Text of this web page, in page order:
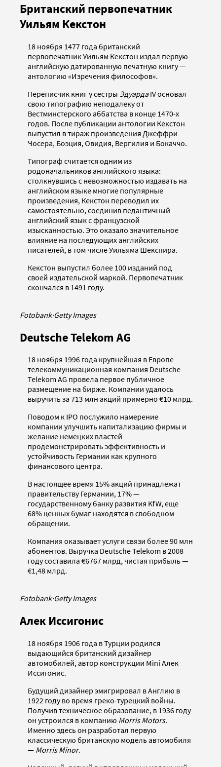
Британский первопечатник
Уильям Кекстон
18 ноября 1477 года британский
первопечатник Уильям Кекстон издал первую
английскую датированную печатную книгу —
антологию «Изречения философов».
Переписчик книг у сестры ЭдуардаIV основал
свою типографию неподалеку от
Вестминстерского аббатства в конце 1470-х
годов. После публикации антологии Кекстон
выпустил в тираж произведения Джеффри
Чосера, Боэция, Овидия, Вергилия и Бокаччо.
Типограф считается одним из
родоначальников английского языка:
столкнувшись с невозможностью издавать на
английском языке многие популярные
произведения, Кекстон переводил их
самостоятельно, соединив педантичный
английский язык с французской
изысканностью. Это оказало значительное
влияние на последующих английских
писателей, в том числе Уильяма Шекспира.
Кекстон выпустил более 100 изданий под
своей издательской маркой. Первопечатник
скончался в 1491 году.
Fotobank·Getty Images
Deutsche Telekom AG
18 ноября 1996 года крупнейшая в Европе
телекоммуникационная компания Deutsche
Telekom AG провела первое публичное
размещение на бирже. Компании удалось
выручить за 713 млн акций примерно €10 млрд.
Поводом к IPO послужило намерение
компании улучшить капитализацию фирмы и
желание немецких властей
продемонстрировать эффективность и
устойчивость Германии как крупного
финансового центра.
В настоящее время 15% акций принадлежат
правительству Германии, 17% —
государственному банку развития KfW, еще
68% ценных бумаг находятся в свободном
обращении.
Компания оказывает услуги связи более 90 млн
абонентов. Выручка Deutsche Telekom в 2008
году составила €6767 млрд, чистая прибыль —
€1,48 млрд.
Fotobank·Getty Images
Алек Иссигонис
18 ноября 1906 года в Турции родился
выдающийся британский дизайнер
автомобилей, автор конструкции Mini Алек
Иссигонис.
Будущий дизайнер эмигрировал в Англию в
1922 году во время греко-турецкий войны.
Получив техническое образование, в 1936 году
он устроился в компанию Morris Motors.
Именно здесь он разработал первую
классическую британскую модель автомобиля
— Morris Minor.